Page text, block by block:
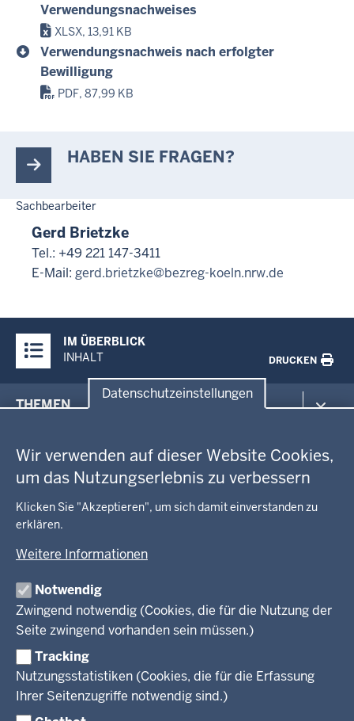
Datenschutzeinstellungen
Wir verwenden auf dieser Website Cookies,
um das Nutzungserlebnis zu verbessern
Klicken Sie "Akzeptieren", um sich damit einverstanden zu
erklären.
Weitere Informationen
Notwendig
Zwingend notwendig (Cookies, die für die Nutzung der
Seite zwingend vorhanden sein müssen.)
Tracking
Nutzungsstatistiken (Cookies, die für die Erfassung
Ihrer Seitenzugriffe notwendig sind.)
Verwendungsnachweises
XLSX, 13,91 KB
Verwendungsnachweis nach erfolgter
Bewilligung
PDF, 87,99 KB
HABEN SIE FRAGEN?
Sachbearbeiter
Gerd Brietzke
Tel.: +49 221 147-3411
E-Mail: gerd.brietzke@bezreg-koeln.nrw.de
Inhalte
IM ÜBERBLICK
INHALT
DRUCKEN
in
Fußzeile
THEMEN
Gesundheit und Soziales
Kommunales, Planung, Bauen und Verkehr
Ordnung und Sicherheit
Schule und Bildung
Wirtschaft und Kultur
GEOBASIS NRW
Ausbildung und Karriere
Geodaten-Anwendungen
Neues
Produkte und Dienste
TIM-online
Webdienste
Amtsblatt
Behördenleitung
Leitbild
Personalvertretung
Regierungsbezirk
Reisekostenstelle
Veranstaltungen
Stellenangebote
Stellenangebote Schule
Praktikum
Referendariate
Bewerbung
Vormerkstelle NRW
PRESSE
Mediathek
Newsletter
Pressekontakt
Pressemitteilungen
Publikationen
VERFAHREN UND BEKANNTMACHUNGEN
Bekanntmachungen
Legionellen
Luftreinhaltepläne
Facebook
Instagram
LinkedIn